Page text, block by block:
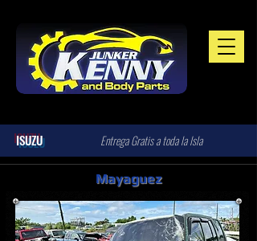
ISUZU Entrega Gratis a toda la Isla
Mayaguez